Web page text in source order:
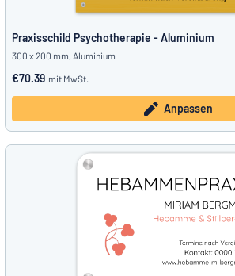
Praxisschild Psychotherapie - Aluminium
300 x 200 mm, Aluminium
€70.39 mit MwSt.
Anpassen